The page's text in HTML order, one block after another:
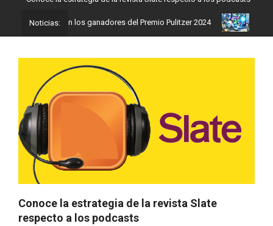
Noticias:
Estos son los ganadores del Premio Pulitzer 2024
Conoce la estrategia de la revista Slate
respecto a los podcasts